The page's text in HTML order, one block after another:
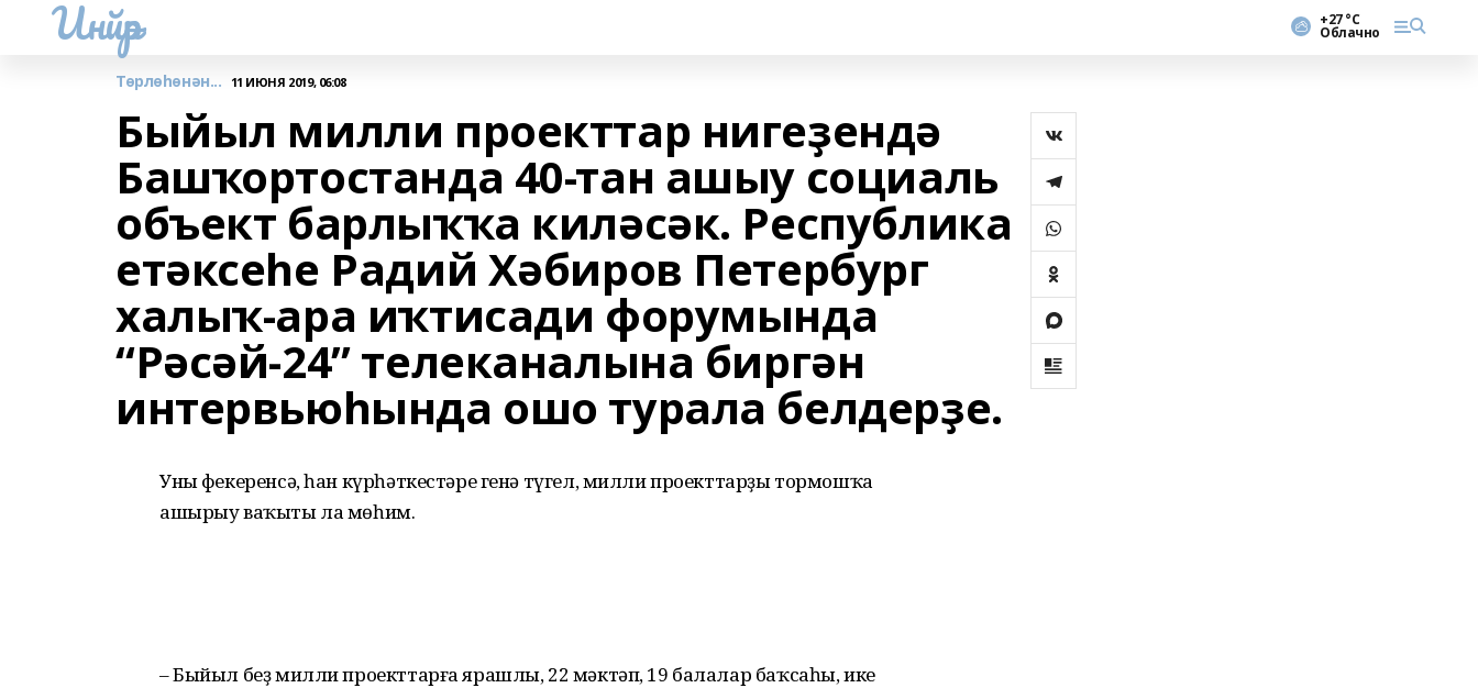
Инйәр +27 °С
Облачно
Төрлөһөнән... 11 ИЮНЯ 2019, 06:08
Быйыл милли проекттар нигеҙендә
Башҡортостанда 40-тан ашыу социаль
объект барлыҡҡа киләсәк. Республика
етәксеһе Радий Хәбиров Петербург
халыҡ-ара иҡтисади форумында
“Рәсәй-24” телеканалына биргән
интервьюһында ошо турала белдерҙе.
Уның фекеренсә, һан күрһәткестәре генә түгел, милли проекттарҙы тормошҡа
ашырыу ваҡыты ла мөһим.
– Быйыл беҙ милли проекттарға ярашлы, 22 мәктәп, 19 балалар баҡсаһы, ике